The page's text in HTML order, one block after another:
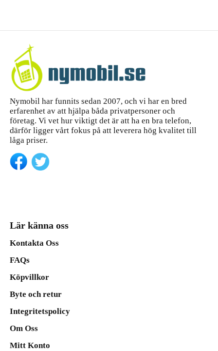
tt
köpgui
de
—...
Nymobil har funnits sedan 2007, och vi har en bred
erfarenhet av att hjälpa båda privatpersoner och
företag. Vi vet hur viktigt det är att ha en bra telefon,
därför ligger vårt fokus på att leverera hög kvalitet till
låga priser.
Lär känna oss
Kontakta Oss
FAQs
Köpvillkor
Byte och retur
Integritetspolicy
Om Oss
Mitt Konto